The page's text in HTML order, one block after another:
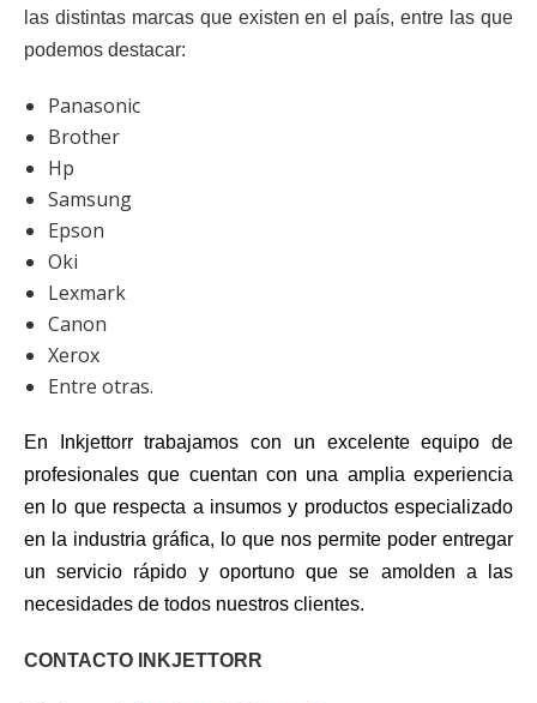
las distintas marcas que existen en el país, entre las que
podemos destacar:
Panasonic
Brother
Hp
Samsung
Epson
Oki
Lexmark
Canon
Xerox
Entre otras.
En Inkjettorr trabajamos con un excelente equipo de
profesionales que cuentan con una amplia experiencia
en lo que respecta a insumos y productos especializado
en la industria gráfica, lo que nos permite poder entregar
un servicio rápido y oportuno que se amolden a las
necesidades de todos nuestros clientes.
CONTACTO INKJETTORR